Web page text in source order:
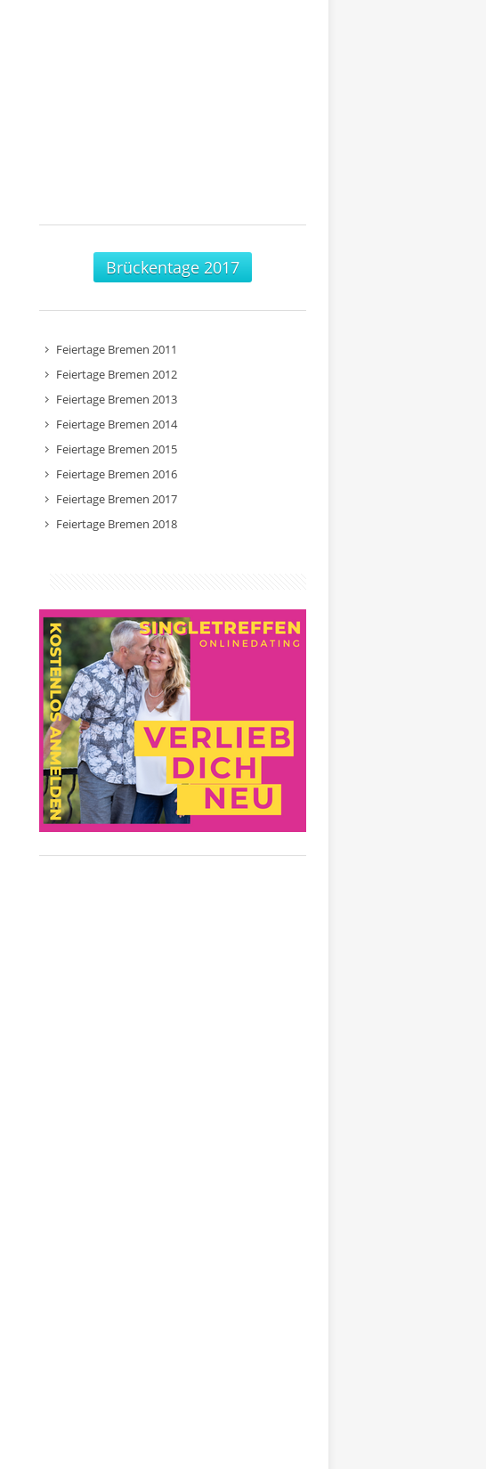
Brückentage 2017
Feiertage Bremen 2011
Feiertage Bremen 2012
Feiertage Bremen 2013
Feiertage Bremen 2014
Feiertage Bremen 2015
Feiertage Bremen 2016
Feiertage Bremen 2017
Feiertage Bremen 2018